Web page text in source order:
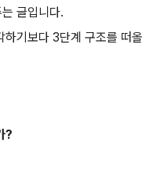
글입니다.
기보다 3단계 구조를 떠올
?